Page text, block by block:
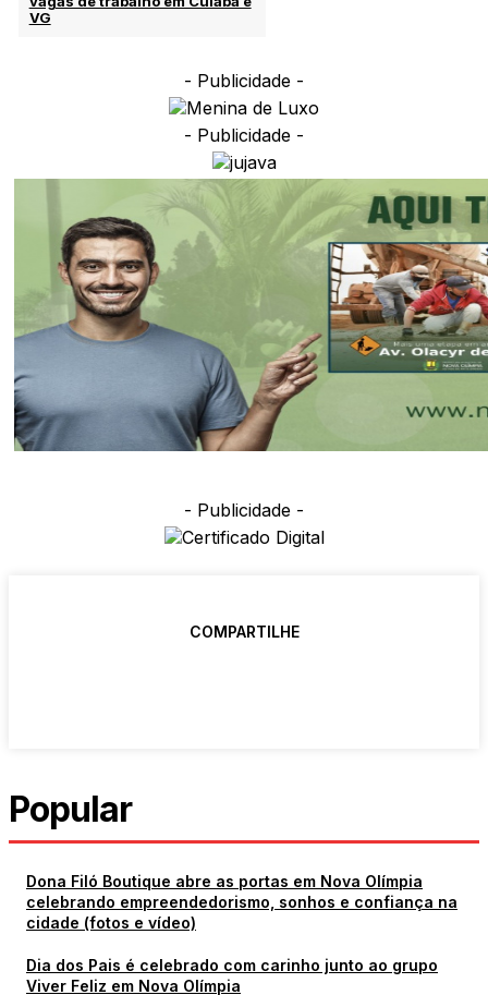
VG
- Publicidade -
- Publicidade -
- Publicidade -
COMPARTILHE
Popular
Dona Filó Boutique abre as portas em Nova Olímpia
celebrando empreendedorismo, sonhos e confiança na
cidade (fotos e vídeo)
Dia dos Pais é celebrado com carinho junto ao grupo
Viver Feliz em Nova Olímpia